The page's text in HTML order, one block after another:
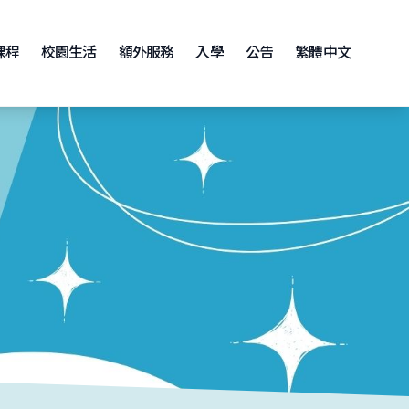
程 校園生活 額外服務 入學 公告 繁體中文